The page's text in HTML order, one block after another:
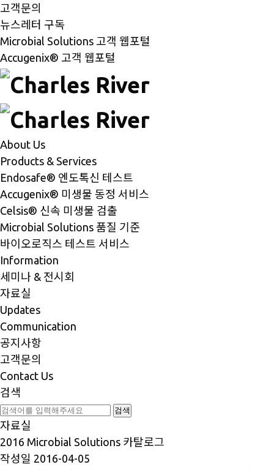
고객문의
뉴스레터 구독
Microbial Solutions 고객 웹포털
Accugenix® 고객 웹포털
About Us
Products & Services
Endosafe® 엔도톡신 테스트
Accugenix® 미생물 동정 서비스
Celsis® 신속 미생물 검출
Microbial Solutions 품질 기준
바이오로직스 테스트 서비스
Information
세미나 & 전시회
자료실
Updates
Communication
공지사항
고객문의
Contact Us
검색
자료실
2016 Microbial Solutions 카탈로그
작성일 2016-04-05